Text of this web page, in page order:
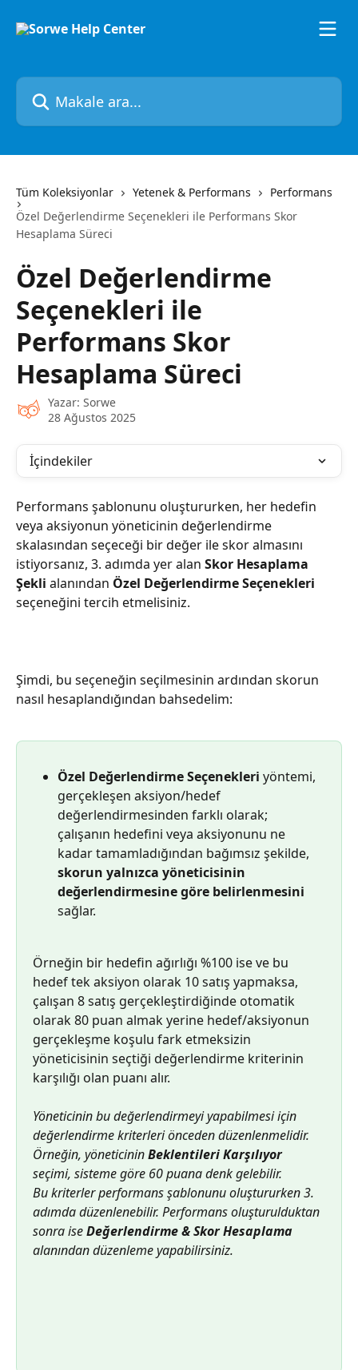
Makale ara...
Tüm Koleksiyonlar Yetenek & Performans
Performans
Özel Değerlendirme Seçenekleri ile Performans Skor
Hesaplama Süreci
Özel Değerlendirme
Seçenekleri ile
Performans Skor
Hesaplama Süreci
Yazar: Sorwe
28 Ağustos 2025
İçindekiler
Performans şablonunu oluştururken, her hedefin
veya aksiyonun yöneticinin değerlendirme
skalasından seçeceği bir değer ile skor almasını
istiyorsanız, 3. adımda yer alan Skor Hesaplama
Şekli alanından Özel Değerlendirme Seçenekleri
seçeneğini tercih etmelisiniz.
Şimdi, bu seçeneğin seçilmesinin ardından skorun
nasıl hesaplandığından bahsedelim:
Özel Değerlendirme Seçenekleri yöntemi,
gerçekleşen aksiyon/hedef
değerlendirmesinden farklı olarak;
çalışanın hedefini veya aksiyonunu ne
kadar tamamladığından bağımsız şekilde,
skorun yalnızca yöneticisinin
değerlendirmesine göre belirlenmesini
sağlar.
Örneğin bir hedefin ağırlığı %100 ise ve bu
hedef tek aksiyon olarak 10 satış yapmaksa,
çalışan 8 satış gerçekleştirdiğinde otomatik
olarak 80 puan almak yerine hedef/aksiyonun
gerçekleşme koşulu fark etmeksizin
yöneticisinin seçtiği değerlendirme kriterinin
karşılığı olan puanı alır.
Yöneticinin bu değerlendirmeyi yapabilmesi için
değerlendirme kriterleri önceden düzenlenmelidir.
Örneğin, yöneticinin Beklentileri Karşılıyor
seçimi, sisteme göre 60 puana denk gelebilir.
Bu kriterler performans şablonunu oluştururken 3.
adımda düzenlenebilir. Performans oluşturulduktan
sonra ise Değerlendirme & Skor Hesaplama
alanından düzenleme yapabilirsiniz.